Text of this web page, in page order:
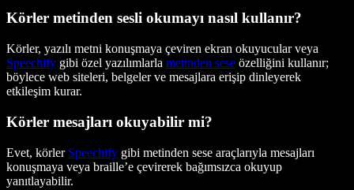
Körler metinden sesli okumayı nasıl kullanır?
Körler, yazılı metni konuşmaya çeviren ekran okuyucular veya
Speechify gibi özel yazılımlarla metinden sese özelliğini kullanır;
böylece web siteleri, belgeler ve mesajlara erişip dinleyerek
etkileşim kurar.
Körler mesajları okuyabilir mi?
Evet, körler Speechify gibi metinden sese araçlarıyla mesajları
konuşmaya veya braille’e çevirerek bağımsızca okuyup
yanıtlayabilir.